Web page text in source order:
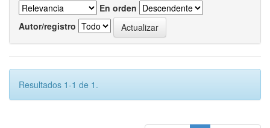
En orden
Autor/registro
Resultados 1-1 de 1.